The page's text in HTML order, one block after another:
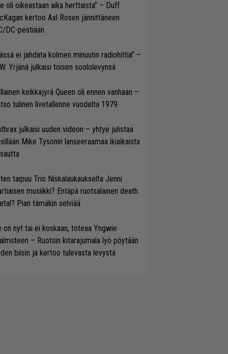
oli oikeastaan aika herttaista” – Duff
kertoo Axl Rosen jännittäneen
DC-pestiään
ei jahdata kolmen minuutin radiohittiä” –
Yrjänä julkaisi toisen soololevynsä
keikkajyrä Queen oli ennen vanhaan –
tulinen livetallenne vuodelta 1979
julkaisi uuden videon – yhtye julistaa
Mike Tysonin lanseeraamaa ikiaikaista
taipuu Trio Niskalaukaukselta Jenni
musiikki? Entäpä ruotsalainen death
Pian tämäkin selviää
on nyt tai ei koskaan, toteaa Yngwie
– Ruotsin kitarajumala lyö pöytään
biisin ja kertoo tulevasta levystä